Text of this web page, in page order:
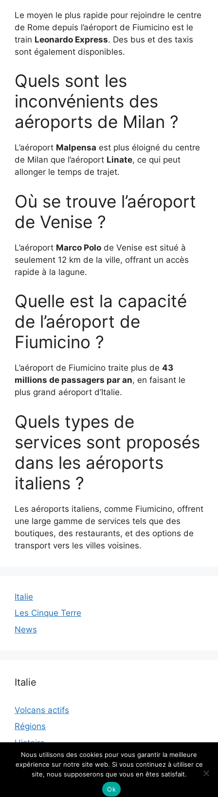
Le moyen le plus rapide pour rejoindre le centre
de Rome depuis l’aéroport de Fiumicino est le
train Leonardo Express. Des bus et des taxis
sont également disponibles.
Quels sont les
inconvénients des
aéroports de Milan ?
L’aéroport Malpensa est plus éloigné du centre
de Milan que l’aéroport Linate, ce qui peut
allonger le temps de trajet.
Où se trouve l’aéroport
de Venise ?
L’aéroport Marco Polo de Venise est situé à
seulement 12 km de la ville, offrant un accès
rapide à la lagune.
Quelle est la capacité
de l’aéroport de
Fiumicino ?
L’aéroport de Fiumicino traite plus de 43
millions de passagers par an, en faisant le
plus grand aéroport d’Italie.
Quels types de
services sont proposés
dans les aéroports
italiens ?
Les aéroports italiens, comme Fiumicino, offrent
une large gamme de services tels que des
boutiques, des restaurants, et des options de
transport vers les villes voisines.
Italie
Les Cinque Terre
News
Italie
Volcans actifs
Régions
Histoire
© 2026 - Tous droits reservés
Nous utilisons des cookies pour vous garantir la meilleure
expérience sur notre site web. Si vous continuez à utiliser ce
site, nous supposerons que vous en êtes satisfait.
Ok